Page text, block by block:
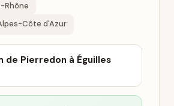
Rhône
Côte d'Azur
de Pierredon à Éguilles